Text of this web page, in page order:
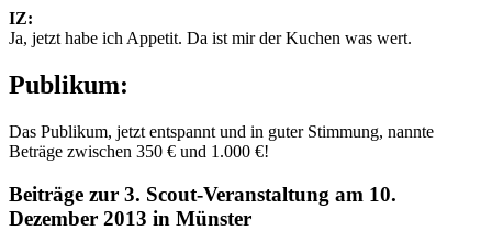
IZ:
Ja, jetzt habe ich Appetit. Da ist mir der Kuchen was wert.
Publikum:
Das Publikum, jetzt entspannt und in guter Stimmung, nannte
Beträge zwischen 350 € und 1.000 €!
Beiträge zur 3. Scout-Veranstaltung am 10.
Dezember 2013 in Münster